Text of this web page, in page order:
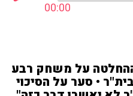
00:00
על משחק רבע
• סער על הסיכוי